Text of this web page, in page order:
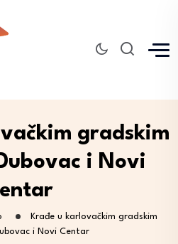
gradskim
i Novi
Krađe u karlovačkim gradskim
i Novi Centar